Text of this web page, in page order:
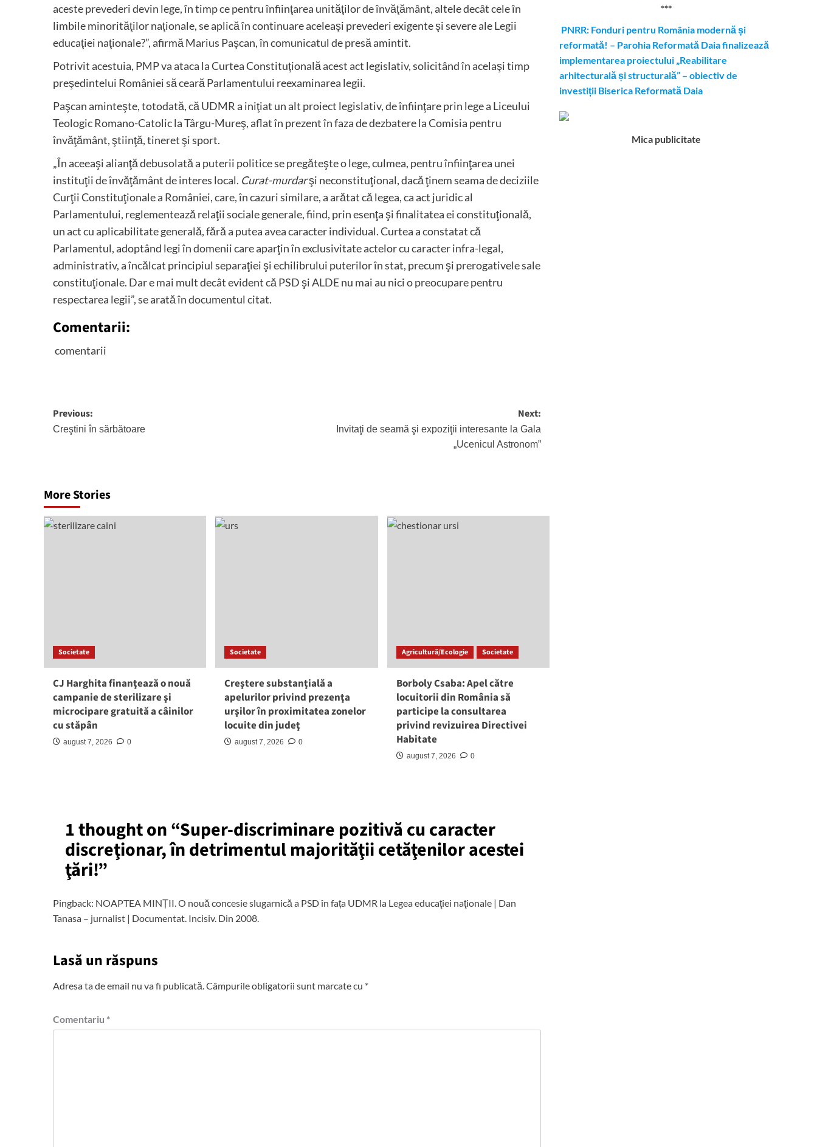
aceste prevederi devin lege, în timp ce pentru înfiinţarea unităţilor de învăţământ, altele decât cele în
limbile minorităţilor naţionale, se aplică în continuare aceleaşi prevederi exigente şi severe ale Legii
educaţiei naţionale?”, afirmă Marius Paşcan, în comunicatul de presă amintit.
Potrivit acestuia, PMP va ataca la Curtea Constituţională acest act legislativ, solicitând în acelaşi timp
preşedintelui României să ceară Parlamentului reexaminarea legii.
Paşcan aminteşte, totodată, că UDMR a iniţiat un alt proiect legislativ, de înfiinţare prin lege a Liceului
Teologic Romano-Catolic la Târgu-Mureş, aflat în prezent în faza de dezbatere la Comisia pentru
învăţământ, ştiinţă, tineret şi sport.
„În aceeaşi alianţă debusolată a puterii politice se pregăteşte o lege, culmea, pentru înfiinţarea unei
instituţii de învăţământ de interes local. Curat-murdarşi neconstituţional, dacă ţinem seama de deciziile
Curţii Constituţionale a României, care, în cazuri similare, a arătat că legea, ca act juridic al
Parlamentului, reglementează relaţii sociale generale, fiind, prin esenţa şi finalitatea ei constituţională,
un act cu aplicabilitate generală, fără a putea avea caracter individual. Curtea a constatat că
Parlamentul, adoptând legi în domenii care aparţin în exclusivitate actelor cu caracter infra-legal,
administrativ, a încălcat principiul separaţiei şi echilibrului puterilor în stat, precum şi prerogativele sale
constituţionale. Dar e mai mult decât evident că PSD şi ALDE nu mai au nici o preocupare pentru
respectarea legii”, se arată în documentul citat.
Comentarii:
comentarii
Post
navigation
Previous:
Creştini în sărbătoare
Next:
Invitaţi de seamă şi expoziţii interesante la Gala
„Ucenicul Astronom”
More Stories
Societate
CJ Harghita finanţează o nouă
campanie de sterilizare şi
microcipare gratuită a câinilor
cu stăpân
august 7, 2026 0
Societate
Creştere substanţială a
apelurilor privind prezenţa
urşilor în proximitatea zonelor
locuite din judeţ
august 7, 2026 0
Agricultură/Ecologie Societate
Borboly Csaba: Apel către
locuitorii din România să
participe la consultarea
privind revizuirea Directivei
Habitate
august 7, 2026 0
1 thought on “Super-discriminare pozitivă cu caracter
discreţionar, în detrimentul majorităţii cetăţenilor acestei
ţări!”
Pingback: NOAPTEA MINȚII. O nouă concesie slugarnică a PSD în fața UDMR la Legea educaţiei naţionale | Dan
Tanasa – jurnalist | Documentat. Incisiv. Din 2008.
Lasă un răspuns
Adresa ta de email nu va fi publicată.Câmpurile obligatorii sunt marcate cu *
Comentariu *
***
PNRR: Fonduri pentru România modernă și
reformată! – Parohia Reformată Daia finalizează
implementarea proiectului „Reabilitare
arhitecturală și structurală” – obiectiv de
investiții Biserica Reformată Daia
Mica publicitate